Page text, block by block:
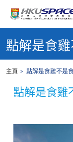
content
start點解是食
主頁 點解是食雞不是
點解是食雞